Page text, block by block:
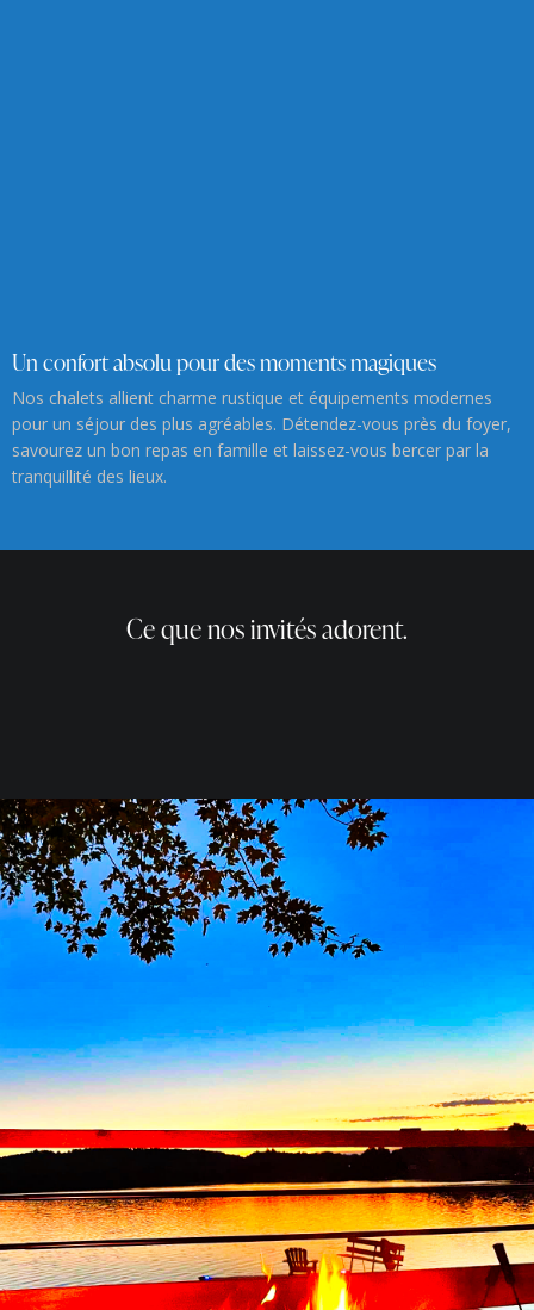
Un confort absolu pour des moments magiques
Nos chalets allient charme rustique et équipements modernes
pour un séjour des plus agréables. Détendez-vous près du foyer,
savourez un bon repas en famille et laissez-vous bercer par la
tranquillité des lieux.
Ce que nos invités adorent.